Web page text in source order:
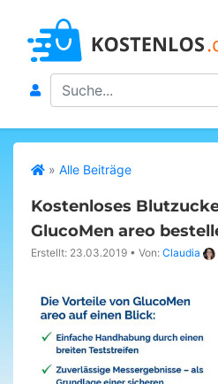
Search
» Alle Beiträge
Kostenloses
GlucoMen areo
Erstellt: 23.03.2019 • Von: Claudia